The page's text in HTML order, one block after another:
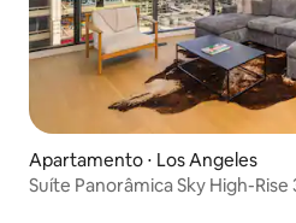
Apartamento ⋅ Los Angeles
Suíte Panorâmica Sky High-Rise